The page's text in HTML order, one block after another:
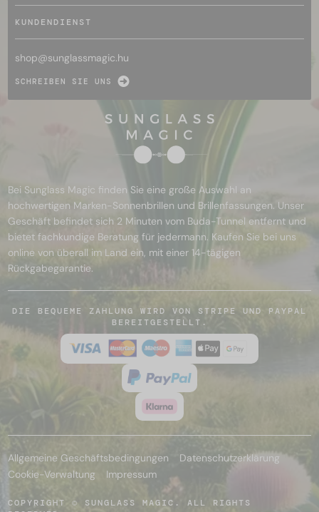
KUNDENDIENST
shop@sunglassmagic.hu
SCHREIBEN SIE UNS
Bei Sunglass Magic finden Sie eine große Auswahl an
hochwertigen Marken-Sonnenbrillen und Brillenfassungen. Unser
Geschäft befindet sich 2 Minuten vom Buda-Tunnel entfernt und
bietet fachkundige Beratung für jedermann. Kaufen Sie bei uns
online von überall im Land ein, mit einer 14-tägigen
Rückgabegarantie.
DIE BEQUEME ZAHLUNG WIRD VON STRIPE UND PAYPAL
BEREITGESTELLT.
Allgemeine Geschäftsbedingungen
Datenschutzerklärung
Cookie-Verwaltung
Impressum
COPYRIGHT © SUNGLASS MAGIC. ALL RIGHTS